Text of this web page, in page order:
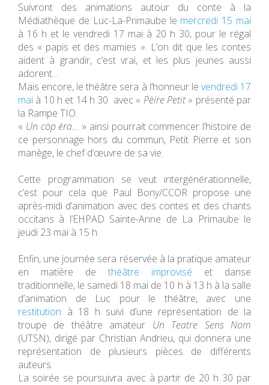
Suivront des animations autour du conte à la
Médiathèque de Luc-La-Primaube le mercredi 15 mai
à 16 h et le vendredi 17 mai à 20 h 30, pour le régal
des « papis et des mamies ». L’on dit que les contes
aident à grandir, c’est vrai, et les plus jeunes aussi
adorent…
Mais encore, le théâtre sera à l’honneur le vendredi 17
mai à 10 h et 14 h 30 avec « Pèire Petit» présenté par
la Rampe TIO.
« Un còp èra… » ainsi pourrait commencer l’histoire de
ce personnage hors du commun, Petit Pierre et son
manège, le chef d’œuvre de sa vie.
Cette programmation se veut intergénérationnelle,
c’est pour cela que Paul Bony/CCOR propose une
après-midi d’animation avec des contes et des chants
occitans à l’EHPAD Sainte-Anne de La Primaube le
jeudi 23 mai à 15 h.
Enfin, une journée sera réservée à la pratique amateur
en matière de théâtre improvisé et danse
traditionnelle, le samedi 18 mai de 10 h à 13 h à la salle
d’animation de Luc pour le théâtre, avec une
restitution à 18 h suivi d’une représentation de la
troupe de théâtre amateur Un Teatre Sens Nom
(UTSN), dirigé par Christian Andrieu, qui donnera une
représentation de plusieurs pièces de différents
auteurs.
La soirée se poursuivra avec à partir de 20 h 30 par